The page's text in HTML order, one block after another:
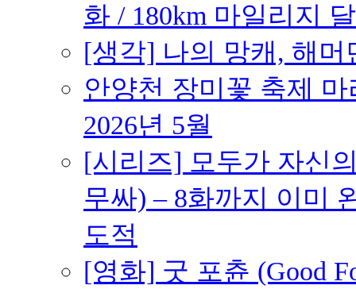
화 / 180km 마일리지
[생각] 나의 망캐, 해머
안양천 장미꽃 축제
2026년 5월
[시리즈] 모두가 자신
무싸) – 8화까지 이미
도적
[영화] 굿 포츈 (Good